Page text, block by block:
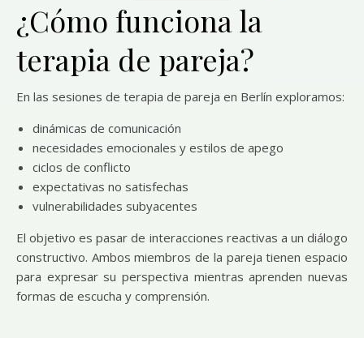
¿Cómo funciona la
terapia de pareja?
En las sesiones de terapia de pareja en Berlín exploramos:
dinámicas de comunicación
necesidades emocionales y estilos de apego
ciclos de conflicto
expectativas no satisfechas
vulnerabilidades subyacentes
El objetivo es pasar de interacciones reactivas a un diálogo
constructivo. Ambos miembros de la pareja tienen espacio
para expresar su perspectiva mientras aprenden nuevas
formas de escucha y comprensión.